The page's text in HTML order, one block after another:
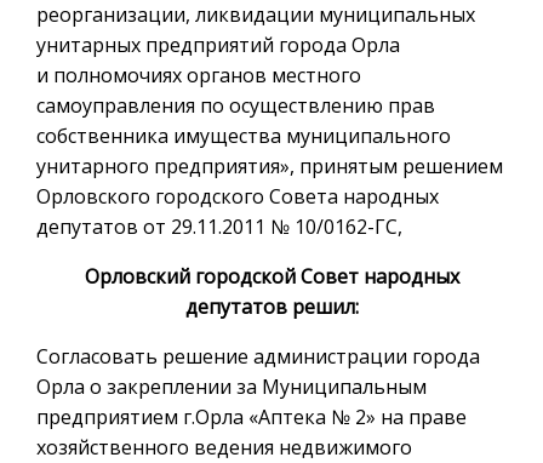
реорганизации, ликвидации муниципальных
унитарных предприятий города Орла
и полномочиях органов местного
самоуправления по осуществлению прав
собственника имущества муниципального
унитарного предприятия», принятым решением
Орловского городского Совета народных
депутатов от 29.11.2011 № 10/0162-ГС,
Орловский городской Совет народных
депутатов решил:
Согласовать решение администрации города
Орла о закреплении за Муниципальным
предприятием г.Орла «Аптека № 2» на праве
хозяйственного ведения недвижимого